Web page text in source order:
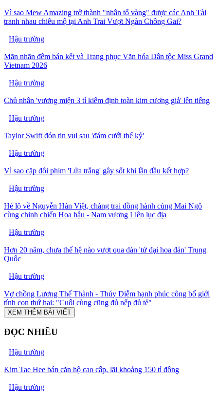
Vì sao Mew Amazing trở thành "nhân tố vàng" được các Anh Tài
tranh nhau chiêu mộ tại Anh Trai Vượt Ngàn Chông Gai?
Hậu trường
Mãn nhãn đêm bán kết và Trang phục Văn hóa Dân tộc Miss Grand
Vietnam 2026
Hậu trường
Chủ nhân 'vương miện 3 tỉ kiểm định toàn kim cương giả' lên tiếng
Hậu trường
Taylor Swift đón tin vui sau 'đám cưới thế kỷ'
Hậu trường
Vì sao cặp đôi phim 'Lửa trắng' gây sốt khi lần đầu kết hợp?
Hậu trường
Hé lộ về Nguyễn Hàn Việt, chàng trai đồng hành cùng Mai Ngô
cùng chinh chiến Hoa hậu - Nam vương Liên lục địa
Hậu trường
Hơn 20 năm, chưa thế hệ nào vượt qua dàn 'tứ đại hoa đán' Trung
Quốc
Hậu trường
Vợ chồng Lương Thế Thành - Thúy Diễm hạnh phúc công bố giới
tính con thứ hai: "Cuối cùng cũng đủ nếp đủ tẻ"
XEM THÊM BÀI VIẾT
ĐỌC NHIỀU
Hậu trường
Kim Tae Hee bán căn hộ cao cấp, lãi khoảng 150 tỉ đồng
Hậu trường